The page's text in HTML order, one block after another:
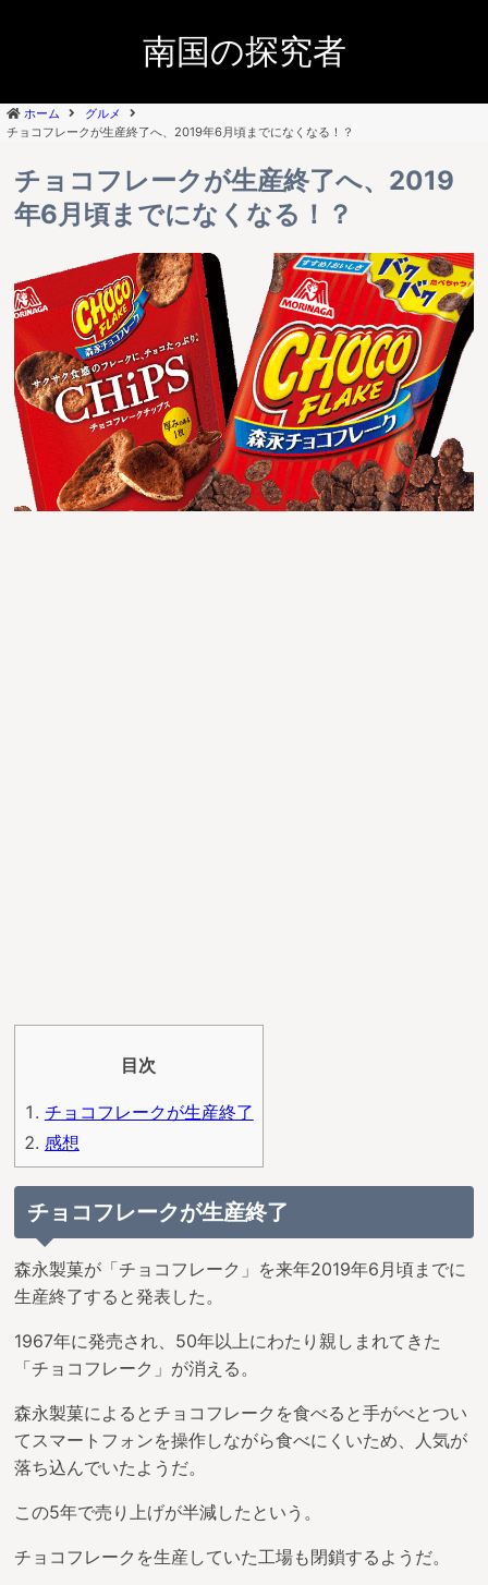
南国の探究者
ホーム
グルメ
チョコフレークが生産終了へ、2019年6月頃までになくなる！？
チョコフレークが生産終了へ、2019
年6月頃までになくなる！？
目次
チョコフレークが生産終了
感想
チョコフレークが生産終了
森永製菓が「チョコフレーク」を来年2019年6月頃までに
生産終了すると発表した。
1967年に発売され、50年以上にわたり親しまれてきた
「チョコフレーク」が消える。
森永製菓によるとチョコフレークを食べると手がべとつい
てスマートフォンを操作しながら食べにくいため、人気が
落ち込んでいたようだ。
この5年で売り上げが半減したという。
チョコフレークを生産していた工場も閉鎖するようだ。